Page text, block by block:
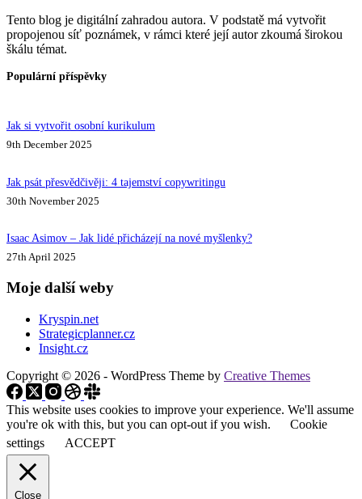
Tento blog je digitální zahradou autora. V podstatě má vytvořit
propojenou síť poznámek, v rámci které její autor zkoumá širokou
škálu témat.
Populární příspěvky
Jak si vytvořit osobní kurikulum
9th December 2025
Jak psát přesvědčivěji: 4 tajemství copywritingu
30th November 2025
Isaac Asimov – Jak lidé přicházejí na nové myšlenky?
27th April 2025
Moje další weby
Kryspin.net
Strategicplanner.cz
Insight.cz
Copyright © 2026 - WordPress Theme by Creative Themes
This website uses cookies to improve your experience. We'll assume
you're ok with this, but you can opt-out if you wish.
Cookie
settings
ACCEPT
Close